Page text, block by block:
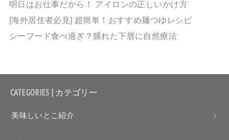
明日はお仕事だから！ アイロンの正しいかけ方
[海外居住者必見] 超簡単！おすすめ麺つゆレシピ
シーフード食べ過ぎ？腫れた下唇に自然療法
CATEGORIES | カテゴリー
美味しいとこ紹介